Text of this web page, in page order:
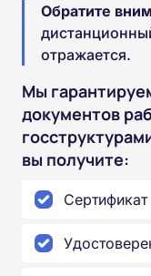
Обратите
отражается.
Мы
документов
вы получите: